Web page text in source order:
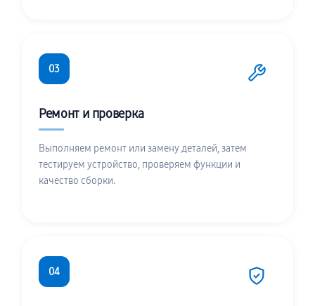
03
Ремонт и проверка
Выполняем ремонт или замену деталей, затем
тестируем устройство, проверяем функции и
качество сборки.
04